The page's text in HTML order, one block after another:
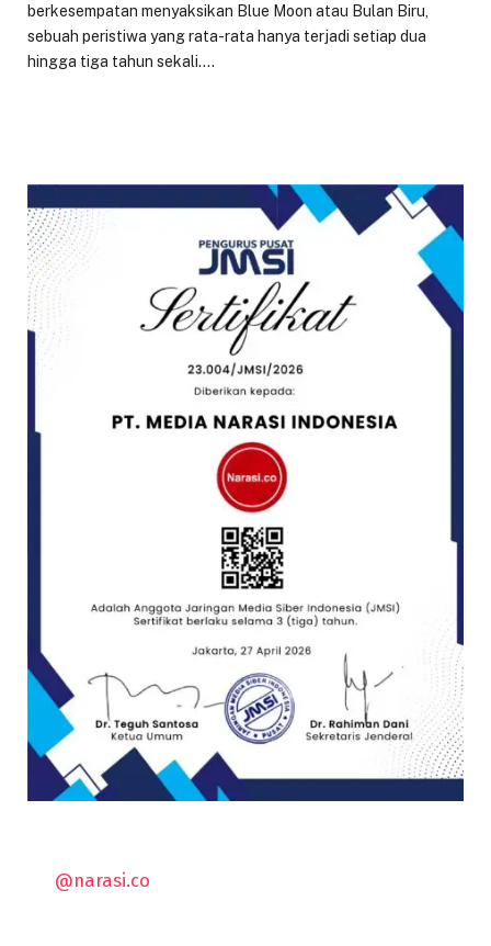
berkesempatan menyaksikan Blue Moon atau Bulan Biru,
sebuah peristiwa yang rata-rata hanya terjadi setiap dua
hingga tiga tahun sekali.…
@narasi.co